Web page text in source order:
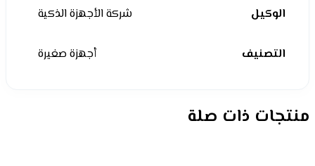
الوكيل شركة الأجهزة الذكية
التصنيف أجهزة صغيرة
منتجات ذات صلة